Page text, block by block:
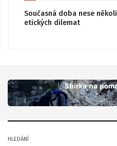
Současná doba nese
etických dilemat
HLEDÁNÍ